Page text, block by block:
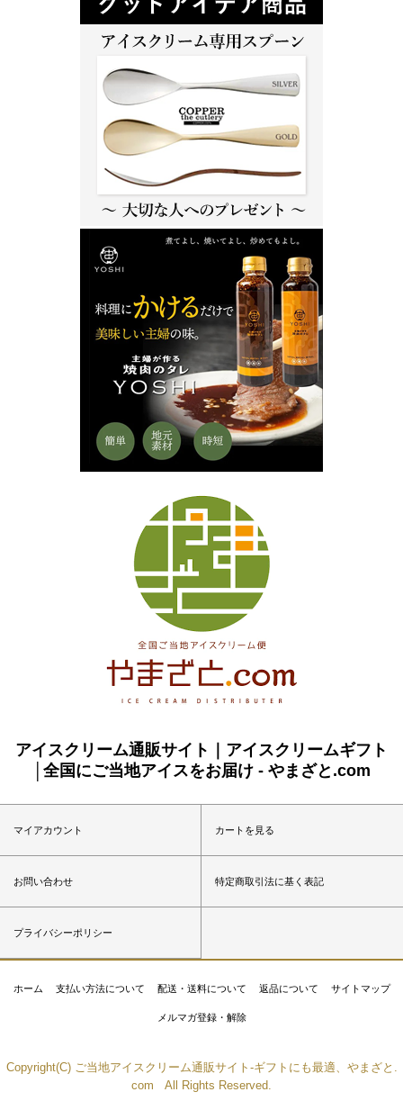
アイスクリーム通販サイト｜アイスクリームギフト
│全国にご当地アイスをお届け - やまざと.com
マイアカウント カートを見る
お問い合わせ 特定商取引法に基く表記
プライバシーポリシー
ホーム 支払い方法について 配送・送料について 返品について サイトマップ
メルマガ登録・解除
Copyright(C) ご当地アイスクリーム通販サイト-ギフトにも最適、やまざと.
com All Rights Reserved.